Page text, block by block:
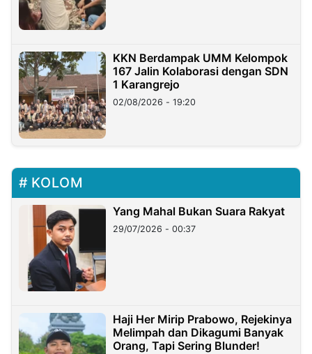
KKN Berdampak UMM Kelompok
167 Jalin Kolaborasi dengan SDN
1 Karangrejo
02/08/2026 - 19:20
KOLOM
Yang Mahal Bukan Suara Rakyat
29/07/2026 - 00:37
Haji Her Mirip Prabowo, Rejekinya
Melimpah dan Dikagumi Banyak
Orang, Tapi Sering Blunder!